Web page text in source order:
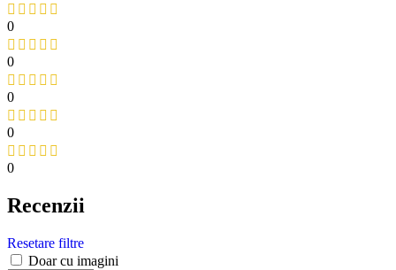
0
0
0
0
0
Recenzii
Resetare filtre
Doar cu imagini